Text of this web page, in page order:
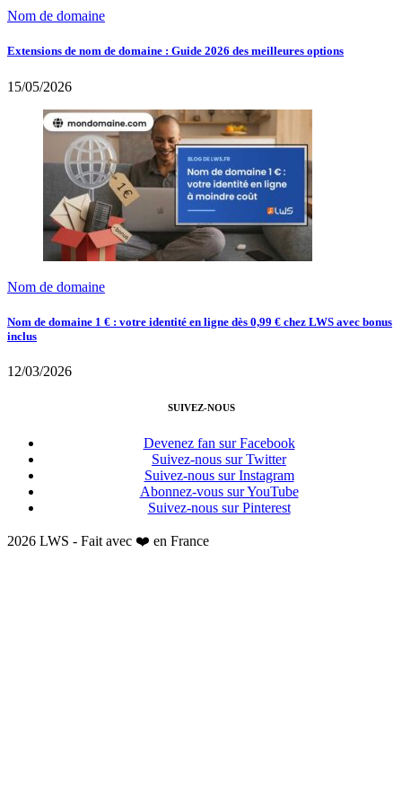
Nom de domaine
Extensions de nom de domaine : Guide 2026 des meilleures options
15/05/2026
Nom de domaine
Nom de domaine 1 € : votre identité en ligne dès 0,99 € chez LWS avec bonus
inclus
12/03/2026
SUIVEZ-NOUS
Devenez fan sur Facebook
Suivez-nous sur Twitter
Suivez-nous sur Instagram
Abonnez-vous sur YouTube
Suivez-nous sur Pinterest
2026 LWS - Fait avec ❤️ en France